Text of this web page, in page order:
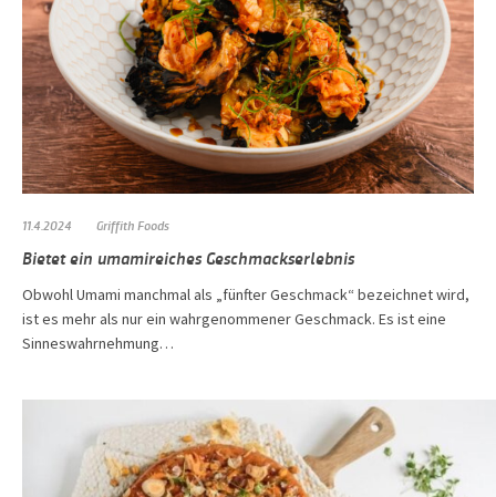
11.4.2024 Griffith Foods
Bietet ein umamireiches Geschmackserlebnis
Obwohl Umami manchmal als „fünfter Geschmack“ bezeichnet wird,
ist es mehr als nur ein wahrgenommener Geschmack. Es ist eine
Sinneswahrnehmung…